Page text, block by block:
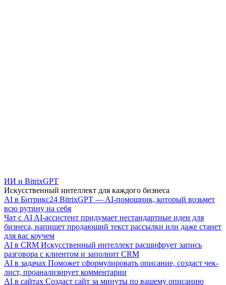
ИИ и BitrixGPT
Искусственный интеллект для каждого бизнеса
AI в Битрикс24 BitrixGPT — AI-помощник, который возьмет
всю рутину на себя
Чат с AI AI-ассистент придумает нестандартные идеи для
бизнеса, напишет продающий текст рассылки или даже станет
для вас коучем
AI в CRM Искусственный интеллект расшифрует запись
разговора с клиентом и заполнит CRM
AI в задачах Поможет сформулировать описание, создаст чек-
лист, проанализирует комментарии
AI в сайтах Создаст сайт за минуты по вашему описанию